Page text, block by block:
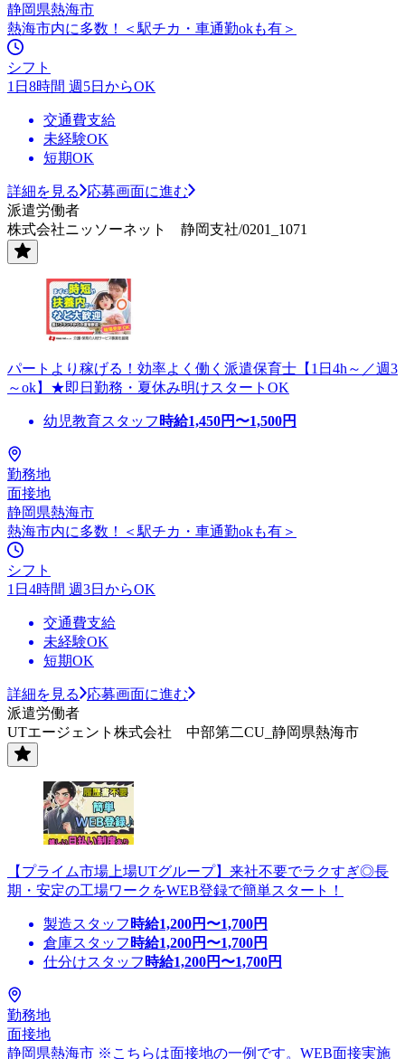
静岡県熱海市
熱海市内に多数！＜駅チカ・車通勤okも有＞
シフト
1日8時間 週5日からOK
交通費支給
未経験OK
短期OK
詳細を見る
応募画面に進む
派遣労働者
株式会社ニッソーネット 静岡支社/0201_1071
パートより稼げる！効率よく働く派遣保育士【1日4h～／週3
～ok】★即日勤務・夏休み明けスタートOK
幼児教育スタッフ 時給1,450円〜1,500円
勤務地
面接地
静岡県熱海市
熱海市内に多数！＜駅チカ・車通勤okも有＞
シフト
1日4時間 週3日からOK
交通費支給
未経験OK
短期OK
詳細を見る
応募画面に進む
派遣労働者
UTエージェント株式会社 中部第二CU_静岡県熱海市
【プライム市場上場UTグループ】来社不要でラクすぎ◎長
期・安定の工場ワークをWEB登録で簡単スタート！
製造スタッフ 時給1,200円〜1,700円
倉庫スタッフ 時給1,200円〜1,700円
仕分けスタッフ 時給1,200円〜1,700円
勤務地
面接地
静岡県熱海市 ※こちらは面接地の一例です。WEB面接実施